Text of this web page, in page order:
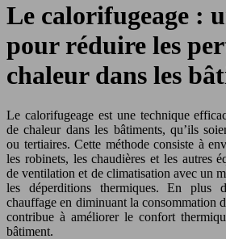
Le calorifugeage :
pour réduire les
chaleur dans les
Le calorifugeage est une technique
de chaleur dans les bâtiments, qu’ils
ou tertiaires. Cette méthode consiste à
les robinets, les chaudières et les autres
de ventilation et de climatisation avec un
les déperditions thermiques. En plus
chauffage en diminuant la consommation
contribue à améliorer le confort
bâtiment.